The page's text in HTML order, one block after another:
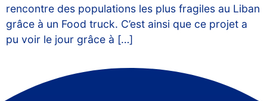
rencontre des populations les plus fragiles au Liban
grâce à un Food truck. C’est ainsi que ce projet a
pu voir le jour grâce à […]